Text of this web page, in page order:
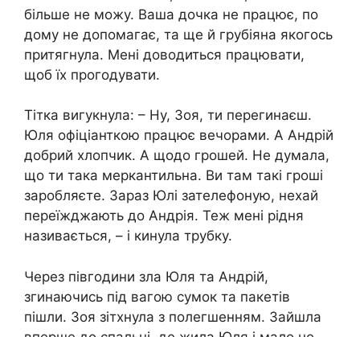
більше не можу. Ваша дочка не працює, по
дому не допомагає, та ще й грубіяна якогось
притягнула. Мені доводиться працювати,
щоб їх прогодувати.
Тітка вигукнула: – Ну, Зоя, ти перегинаєш.
Юля офіціанткою працює вечорами. А Андрій
добрий хлопчик. А щодо грошей. Не думала,
що ти така меркантильна. Ви там такі гроші
заробляєте. Зараз Юлі зателефоную, нехай
переїжджають до Андрія. Теж мені рідня
називається, – і кинула трубку.
Через півгодини зла Юля та Андрій,
згинаючись під вагою сумок та пакетів
пішли. Зоя зітхнула з полегшенням. Зайшла